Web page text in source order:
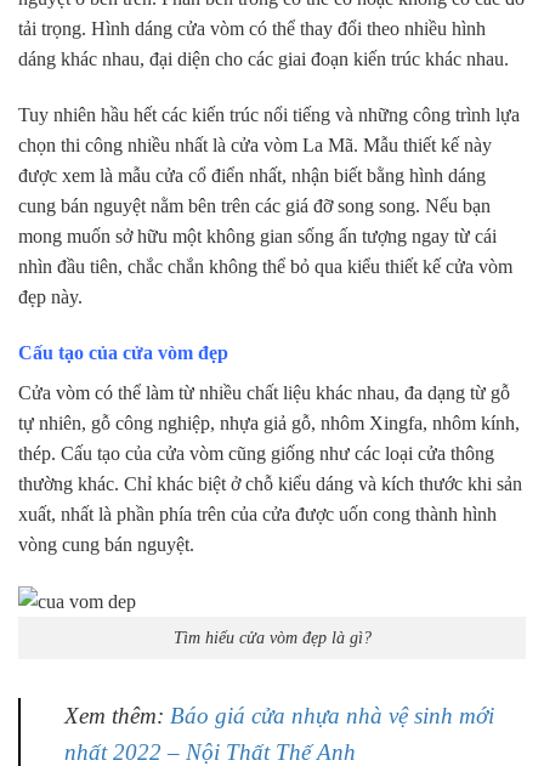
tải trọng. Hình dáng cửa vòm có thể thay đổi theo nhiều hình
dáng khác nhau, đại diện cho các giai đoạn kiến trúc khác nhau.
Tuy nhiên hầu hết các kiến trúc nổi tiếng và những công trình lựa
chọn thi công nhiều nhất là cửa vòm La Mã. Mẫu thiết kế này
được xem là mẫu cửa cổ điển nhất, nhận biết bằng hình dáng
cung bán nguyệt nằm bên trên các giá đỡ song song. Nếu bạn
mong muốn sở hữu một không gian sống ấn tượng ngay từ cái
nhìn đầu tiên, chắc chắn không thể bỏ qua kiểu thiết kế cửa vòm
đẹp này.
Cấu tạo của cửa vòm đẹp
Cửa vòm có thể làm từ nhiều chất liệu khác nhau, đa dạng từ gỗ
tự nhiên, gỗ công nghiệp, nhựa giả gỗ, nhôm Xingfa, nhôm kính,
thép. Cấu tạo của cửa vòm cũng giống như các loại cửa thông
thường khác. Chỉ khác biệt ở chỗ kiểu dáng và kích thước khi sản
xuất, nhất là phần phía trên của cửa được uốn cong thành hình
vòng cung bán nguyệt.
Tìm hiểu cửa vòm đẹp là gì?
Xem thêm: Báo giá cửa nhựa nhà vệ sinh mới
nhất 2022 – Nội Thất Thế Anh